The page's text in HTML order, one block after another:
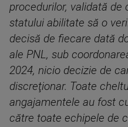
procedurilor, validată
statului abilitate să o
decisă de fiecare dată
ale PNL, sub
2024, nicio decizie de
discreţionar. Toate
angajamentele au fost
către toate echipele de